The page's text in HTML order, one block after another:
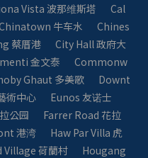
Vista 波那维斯塔
Cal
牛车水
Chines
蔡厝港
City Hall 政府大
金文泰
Commonw
Ghaut 多美歌
Downt
術中心
Eunos 友诺士
公园
Farrer Road 花拉
港湾
Haw Par Villa 虎
Village 荷蘭村
Hougang